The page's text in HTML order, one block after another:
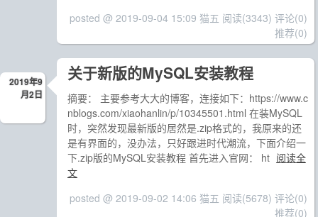
posted @ 2019-09-04 15:09 猫五 阅读(3343) 评论(0)
推荐(0)
2019年9
月2日
关于新版的MySQL安装教程
摘要： 主要参考大大的博客，连接如下：https://www.c
nblogs.com/xiaohanlin/p/10345501.html 在装MySQL
时，突然发现最新版的居然是.zip格式的，我原来的还
是有界面的，没办法，只好跟进时代潮流，下面介绍一
下.zip版的MySQL安装教程 首先进入官网： ht 阅读全
文
posted @ 2019-09-02 14:06 猫五 阅读(5678) 评论(0)
推荐(0)